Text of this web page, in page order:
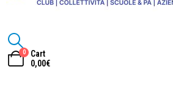
0
Cart
0,00€